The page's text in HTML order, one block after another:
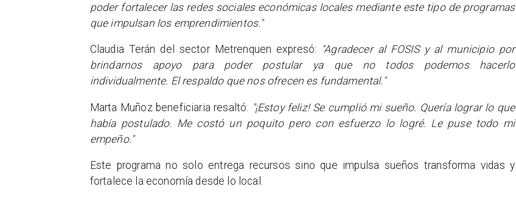
poder fortalecer las redes sociales económicas locales mediante este tipo de programas
que impulsan los emprendimientos."
Claudia Terán del sector Metrenquen expresó: "Agradecer al FOSIS y al municipio por
brindarnos apoyo para poder postular ya que no todos podemos hacerlo
individualmente. El respaldo que nos ofrecen es fundamental."
Marta Muñoz beneficiaria resaltó: "¡Estoy feliz! Se cumplió mi sueño. Quería lograr lo que
había postulado. Me costó un poquito pero con esfuerzo lo logré. Le puse todo mi
empeño."
Este programa no solo entrega recursos sino que impulsa sueños transforma vidas y
fortalece la economía desde lo local.